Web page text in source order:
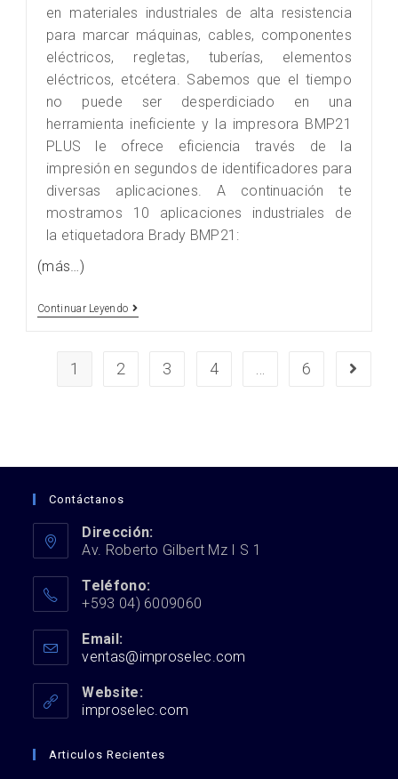
en materiales industriales de alta resistencia
para marcar máquinas, cables, componentes
eléctricos, regletas, tuberías, elementos
eléctricos, etcétera. Sabemos que el tiempo
no puede ser desperdiciado en una
herramienta ineficiente y la impresora BMP21
PLUS le ofrece eficiencia través de la
impresión en segundos de identificadores para
diversas aplicaciones. A continuación te
mostramos 10 aplicaciones industriales de
la etiquetadora Brady BMP21:
(más…)
Continuar Leyendo
1 2 3 4 6
Contáctanos
Dirección:
Av. Roberto Gilbert Mz I S 1
Teléfono:
+593 04) 6009060
Email:
ventas@improselec.com
Website:
improselec.com
Articulos Recientes